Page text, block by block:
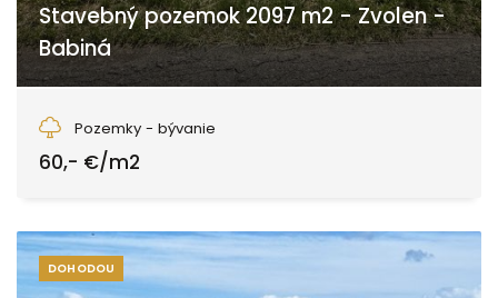
Stavebný pozemok 2097 m2 - Zvolen -
Babiná
Pozemky - bývanie
60,- €/m2
DOHODOU